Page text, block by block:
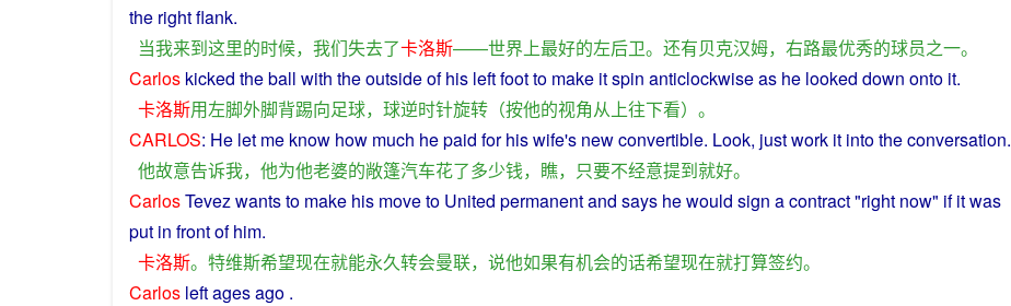
the rightflank.
当我来到这里的时候， 我们失去了卡洛斯——世界上最好的左后卫。 还有贝克汉姆， 右路最优秀的球员之一。
Carlos kicked theball with theoutsideofhis leftfootto make itspin anticlockwiseas he looked down onto it.
卡洛斯用左脚外脚背踢向足球， 球逆时针旋转 （按他的视角从上往下看）。
CARLOS: He let me know how much hepaid forhiswife's newconvertible. Look, justwork it into the conversation.
他故意告诉我， 他为他老婆的敞篷汽车花了多少钱， 瞧， 只要不经意提到就好。
CarlosTevezwantsto make his move to United permanentand says hewould sign acontract"right now" ifit was
put in front ofhim.
卡洛斯。 特维斯希望现在就能永久转会曼联， 说他如果有机会的话希望现在就打算签约。
Carlos leftagesago .